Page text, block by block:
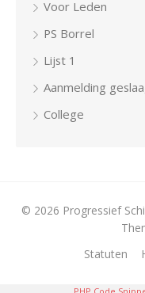
Voor Leden
PS Borrel
Lijst 1
Aanmelding
College
© 2026 Progressief
Statuten